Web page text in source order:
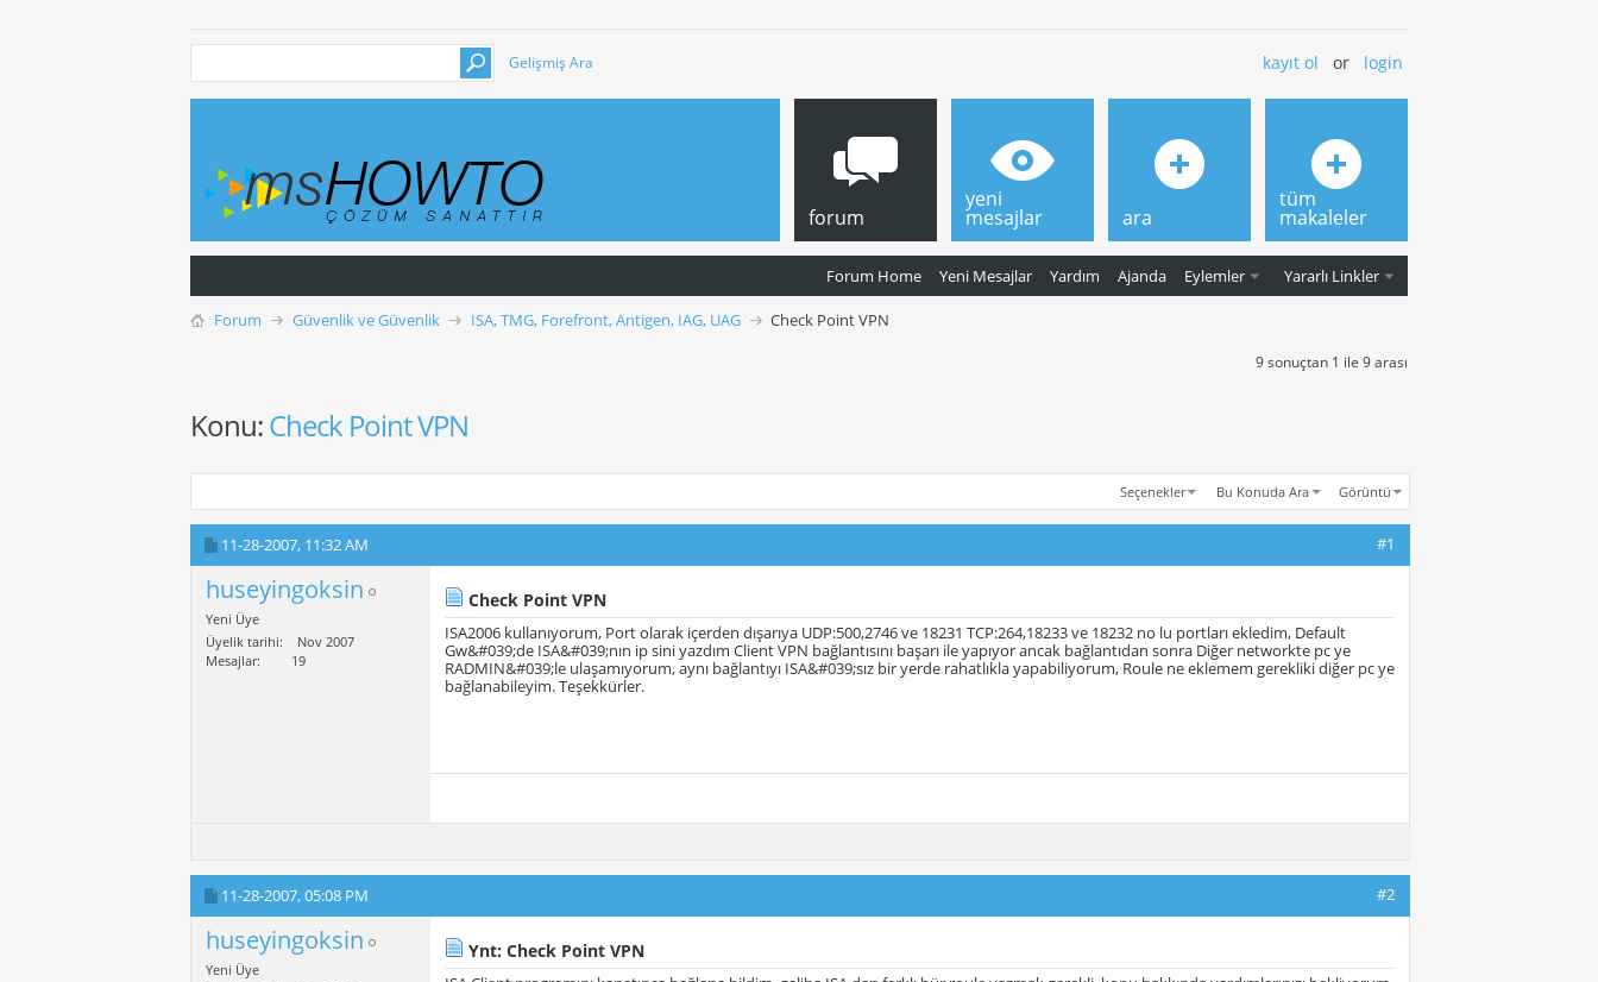
Gelişmiş Ara kayıt ol or login
forum
Forum Home Yeni Mesajlar Yardım Ajanda Eylemler Yararlı Linkler
yeni
mesajlar ara
tüm
makaleler
Forum Güvenlik ve Güvenlik ISA, TMG, Forefront, Antigen, IAG, UAG Check Point VPN
9 sonuçtan 1 ile 9 arası
Konu:Check Point VPN
Seçenekler Bu Konuda Ara Görüntü
11-28-2007, 11:32 AM #1
huseyingoksin
Yeni Üye
Üyelik tarihi
Nov 2007
Mesajlar
19
Check Point VPN
ISA2006 kullanıyorum, Port olarak içerden dışarıya UDP:500,2746 ve 18231 TCP:264,18233 ve 18232 no lu portları ekledim, Default
Gw&#039;de ISA&#039;nın ip sini yazdım Client VPN bağlantısını başarı ile yapıyor ancak bağlantıdan sonra Diğer networkte pc ye
RADMIN&#039;le ulaşamıyorum, aynı bağlantıyı ISA&#039;sız bir yerde rahatlıkla yapabiliyorum, Roule ne eklemem gerekliki diğer pc ye
bağlanabileyim. Teşekkürler.
11-28-2007,05:08 PM #2
huseyingoksin
Yeni Üye
Ynt: Check Point VPN